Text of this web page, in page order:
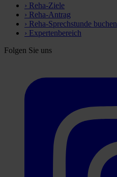
› Reha-Ziele
› Reha-Antrag
› Reha-Sprechstunde buchen
› Expertenbereich
Folgen Sie uns